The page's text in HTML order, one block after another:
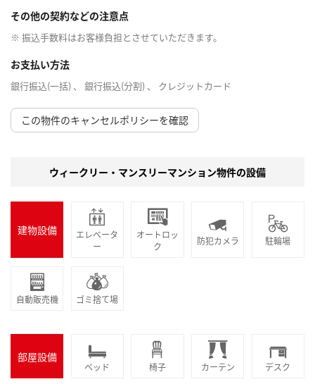
その他の契約などの注意点
※ 振込手数料はお客様負担とさせていただきます。
お支払い方法
銀行振込(一括) 、 銀行振込(分割) 、 クレジットカード
この物件のキャンセルポリシーを確認
ウィークリー・マンスリーマンション物件の設備
建物設備
エレベータ
ー
オートロッ
ク
防犯カメラ 駐輪場
自動販売機 ゴミ捨て場
部屋設備
ベッド 椅子 カーテン デスク